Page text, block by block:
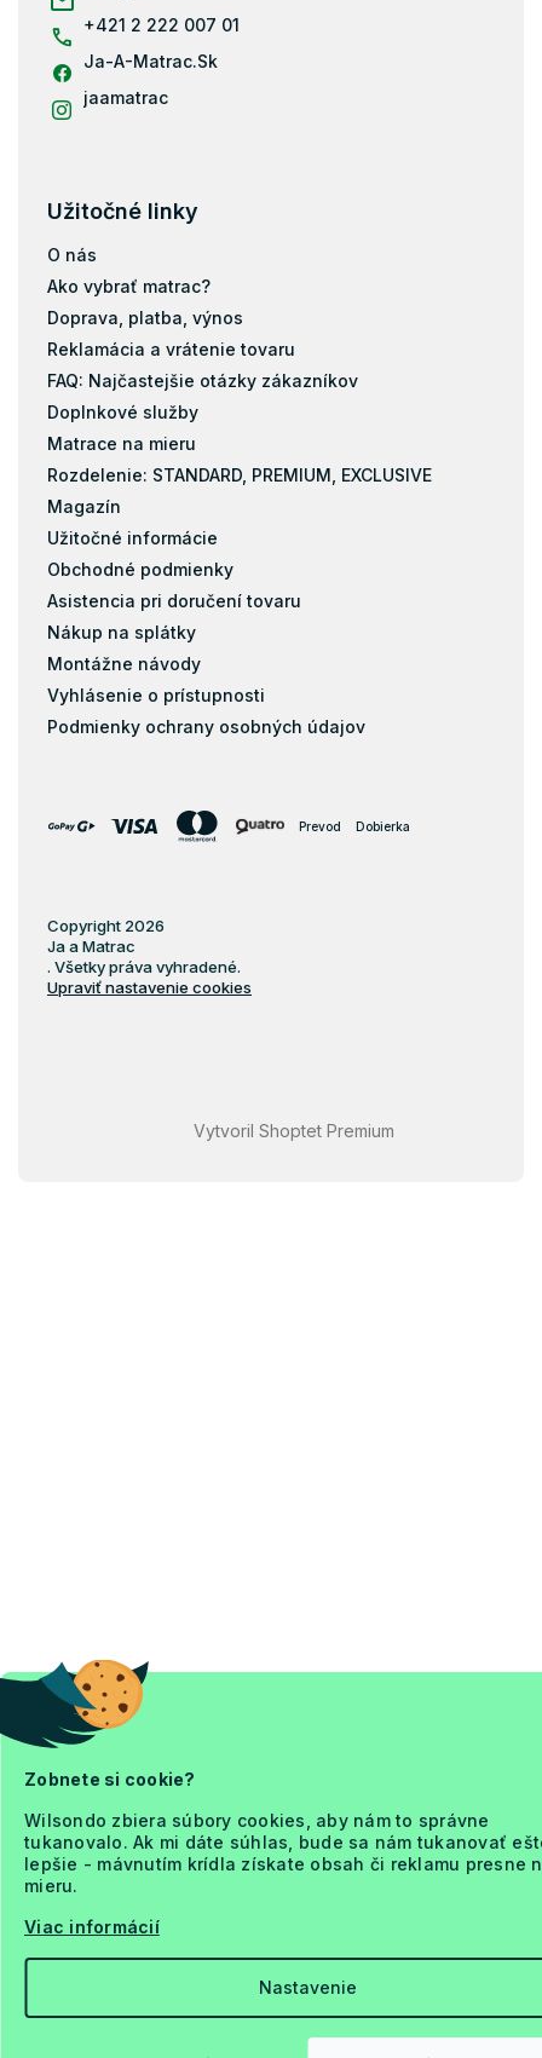
Zobnete si cookie?
Wilsondo zbiera súbory cookies, aby nám to správne
tukanovalo. Ak mi dáte súhlas, bude sa nám tukanovať
lepšie - mávnutím krídla získate obsah či reklamu presne
mieru.
Viac informácií
Nastavenie
+421 2 222 007 01
Ja-A-Matrac.Sk
jaamatrac
Užitočné linky
O nás
Ako vybrať matrac?
Doprava, platba, výnos
Reklamácia a vrátenie tovaru
FAQ: Najčastejšie otázky zákazníkov
Doplnkové služby
Matrace na mieru
Rozdelenie: STANDARD, PREMIUM, EXCLUSIVE
Magazín
Užitočné informácie
Obchodné podmienky
Asistencia pri doručení tovaru
Nákup na splátky
Montážne návody
Vyhlásenie o prístupnosti
Podmienky ochrany osobných údajov
Prevod Dobierka
Vytvoril Shoptet Premium
Copyright 2026
Ja a Matrac
. Všetky práva vyhradené.
Upraviť nastavenie cookies